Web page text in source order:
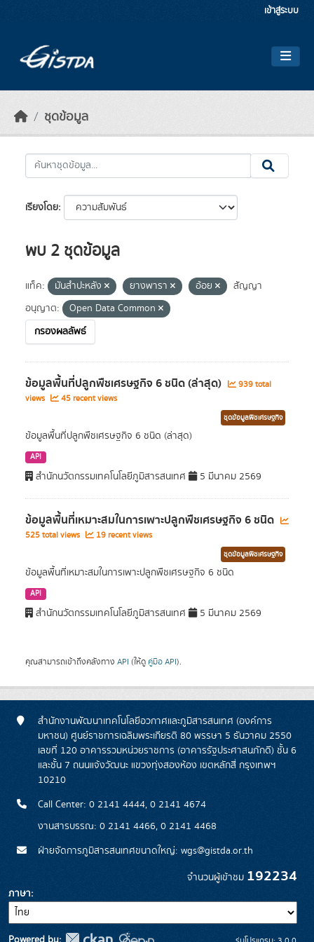
เข้าสู่ระบบ
ชุดข้อมูล
เรียงโดย
พบ 2 ชุดข้อมูล
แท็ค: มันสำปะหลัง ยางพารา อ้อย
สัญญา
อนุญาต:
Open Data Common
กรองผลลัพธ์
ข้อมูลพื้นที่ปลูกพืชเศรษฐกิจ 6 ชนิด (ล่าสุด)
939 total
views
45 recent views
ชุดข้อมูลพืชเศรษฐกิจ
ข้อมูลพื้นที่ปลูกพืชเศรษฐกิจ 6 ชนิด (ล่าสุด)
API
สำนักนวัตกรรมเทคโนโลยีภูมิสารสนเทศ 5 มีนาคม 2569
ข้อมูลพื้นที่เหมาะสมในการเพาะปลูกพืชเศรษฐกิจ 6 ชนิด
525 total views 19 recent views
ชุดข้อมูลพืชเศรษฐกิจ
ข้อมูลพื้นที่เหมาะสมในการเพาะปลูกพืชเศรษฐกิจ 6 ชนิด
API
สำนักนวัตกรรมเทคโนโลยีภูมิสารสนเทศ 5 มีนาคม 2569
คุณสามารถเข้าถึงคลังทาง API (ให้ดู คู่มือ API).
สำนักงานพัฒนาเทคโนโลยีอวกาศและภูมิสารสนเทศ (องค์การ
มหาชน) ศูนย์ราชการเฉลิมพระเกียรติ 80 พรรษา 5 ธันวาคม 2550
เลขที่ 120 อาคารรวมหน่วยราชการ (อาคารรัฐประศาสนภักดี) ชั้น 6
และชั้น 7 ถนนแจ้งวัฒนะ แขวงทุ่งสองห้อง เขตหลักสี่ กรุงเทพฯ
10210
Call Center: 0 2141 4444, 0 2141 4674
งานสารบรรณ: 0 2141 4466, 0 2141 4468
ฝ่ายจัดการภูมิสารสนเทศขนาดใหญ่: wgs@gistda.or.th
จำนวนผู้เข้าชม 192234
ภาษา